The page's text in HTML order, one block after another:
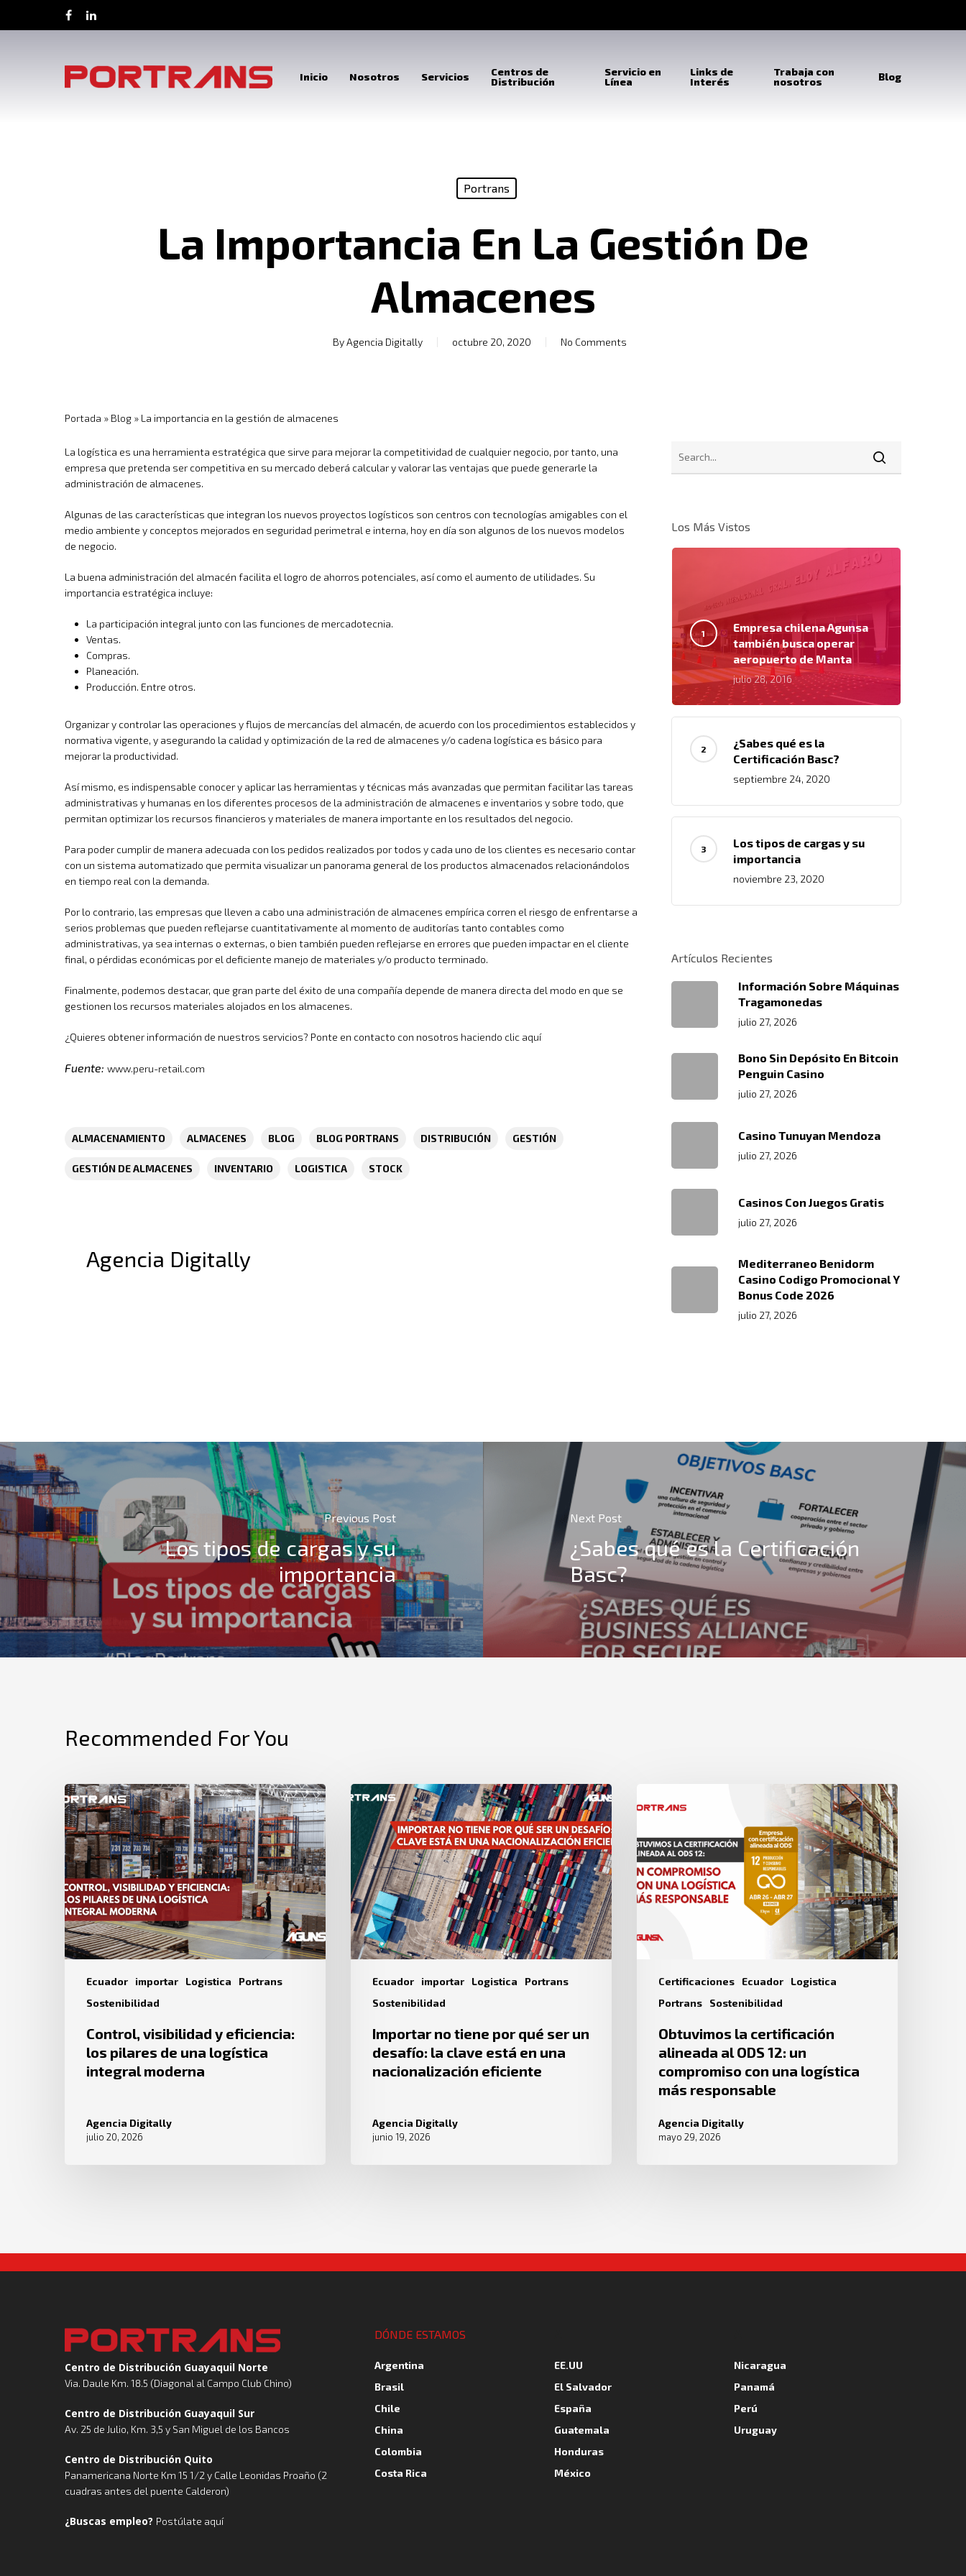
Inicio Nosotros Servicios
Centros de
Distribución
Servicio en
Línea
Links de
Interés
Trabaja con
nosotros
Blog
Portrans
La Importancia En La Gestión De
Almacenes
ByAgencia Digitally octubre 20, 2020 No Comments
Portada » Blog » La importancia en la gestión de almacenes
La logística es una herramienta estratégica que sirve para mejorar la competitividad de cualquier negocio, por tanto, una
empresa que pretenda ser competitiva en su mercado deberá calcular y valorar las ventajas que puede generarle la
administración de almacenes.
Algunas de las características que integran los nuevos proyectos logísticos son centros con tecnologías amigables con el
medio ambiente y conceptos mejorados en seguridad perimetral e interna, hoy en día son algunos de los nuevos modelos
de negocio.
La buena administración del almacén facilita el logro de ahorros potenciales, así como el aumento de utilidades. Su
importancia estratégica incluye:
La participación integral junto con las funciones de mercadotecnia.
Ventas.
Compras.
Planeación.
Producción. Entre otros.
Organizar y controlar las operaciones y flujos de mercancías del almacén, de acuerdo con los procedimientos establecidos y
normativa vigente, y asegurando la calidad y optimización de la red de almacenes y/o cadena logística es básico para
mejorar la productividad.
Así mismo, es indispensable conocer y aplicar las herramientas y técnicas más avanzadas que permitan facilitar las tareas
administrativas y humanas en los diferentes procesos de la administración de almacenes e inventarios y sobre todo, que
permitan optimizar los recursos financieros y materiales de manera importante en los resultados del negocio.
Para poder cumplir de manera adecuada con los pedidos realizados por todos y cada uno de los clientes es necesario contar
con un sistema automatizado que permita visualizar un panorama general de los productos almacenados relacionándolos
en tiempo real con la demanda.
Por lo contrario, las empresas que lleven a cabo una administración de almacenes empírica corren el riesgo de enfrentarse a
serios problemas que pueden reflejarse cuantitativamente al momento de auditorías tanto contables como
administrativas, ya sea internas o externas, o bien también pueden reflejarse en errores que pueden impactar en el cliente
final, o pérdidas económicas por el deficiente manejo de materiales y/o producto terminado.
Finalmente, podemos destacar, que gran parte del éxito de una compañía depende de manera directa del modo en que se
gestionen los recursos materiales alojados en los almacenes.
¿Quieres obtener información de nuestros servicios? Ponte en contacto con nosotros haciendo clic aquí
Fuente: www.peru-retail.com
ALMACENAMIENTO ALMACENES BLOG BLOG PORTRANS DISTRIBUCIÓN GESTIÓN
GESTIÓN DE ALMACENES INVENTARIO LOGISTICA STOCK
Agencia Digitally
Los Más Vistos
Empresa chilena Agunsa
también busca operar
aeropuerto de Manta
julio 28, 2016
¿Sabes qué es la
Certificación Basc?
septiembre 24, 2020
Los tipos de cargas y su
importancia
noviembre 23, 2020
Artículos Recientes
Información Sobre Máquinas
Tragamonedas
julio 27, 2026
Bono Sin Depósito En Bitcoin
Penguin Casino
julio 27, 2026
Casino Tunuyan Mendoza
julio 27, 2026
Casinos Con Juegos Gratis
julio 27, 2026
Mediterraneo Benidorm
Casino Codigo Promocional Y
Bonus Code 2026
julio 27, 2026
Previous Post
Los tipos de cargas y su
importancia
Next Post
¿Sabes qué es la Certificación
Basc?
Recommended For You
Ecuador importar Logistica
Portrans
Sostenibilidad
Control, visibilidad y eficiencia:
los pilares de una logística
integral moderna
Agencia Digitally
julio 20, 2026
Ecuador importar Logistica
Portrans
Sostenibilidad
Importar no tiene por qué ser un
desafío: la clave está en una
nacionalización eficiente
Agencia Digitally
junio 19, 2026
Certificaciones Ecuador
Logistica
Portrans
Sostenibilidad
Obtuvimos la certificación
alineada al ODS 12: un
compromiso con una logística
más responsable
Agencia Digitally
mayo 29, 2026
Centro de Distribución Guayaquil Norte
Via. Daule Km. 18.5 (Diagonal al Campo Club Chino)
Centro de Distribución Guayaquil Sur
Av. 25 de Julio, Km. 3,5 y San Miguel de los Bancos
Centro de Distribución Quito
Panamericana Norte Km 15 1/2 y Calle Leonidas Proaño (2
cuadras antes del puente Calderon)
¿Buscas empleo? Postúlate aquí
DÓNDE ESTAMOS
Argentina
Brasil
Chile
China
Colombia
Costa Rica
EE.UU
El Salvador
España
Guatemala
Honduras
México
Nicaragua
Panamá
Perú
Uruguay